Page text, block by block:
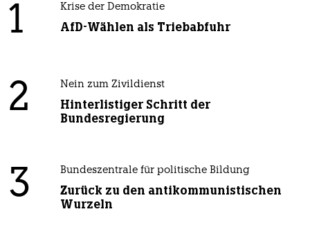
1 Krise der Demokratie
AfD-Wählen als Triebabfuhr
2 Nein zum Zivildienst
Hinterlistiger Schritt der
Bundesregierung
3 Bundeszentrale für politische Bildung
Zurück zu den antikommunistischen
Wurzeln